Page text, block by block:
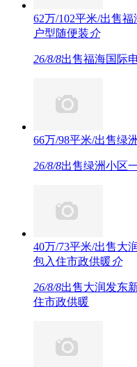
62万/102平米/出售
户型随便装介
26/8/8出售福海国际
66万/98平米/出售绿
26/8/8出售绿洲小区
40万/73平米/出售大
包入住市政供暖介
26/8/8出售大润发东
住市政供暖